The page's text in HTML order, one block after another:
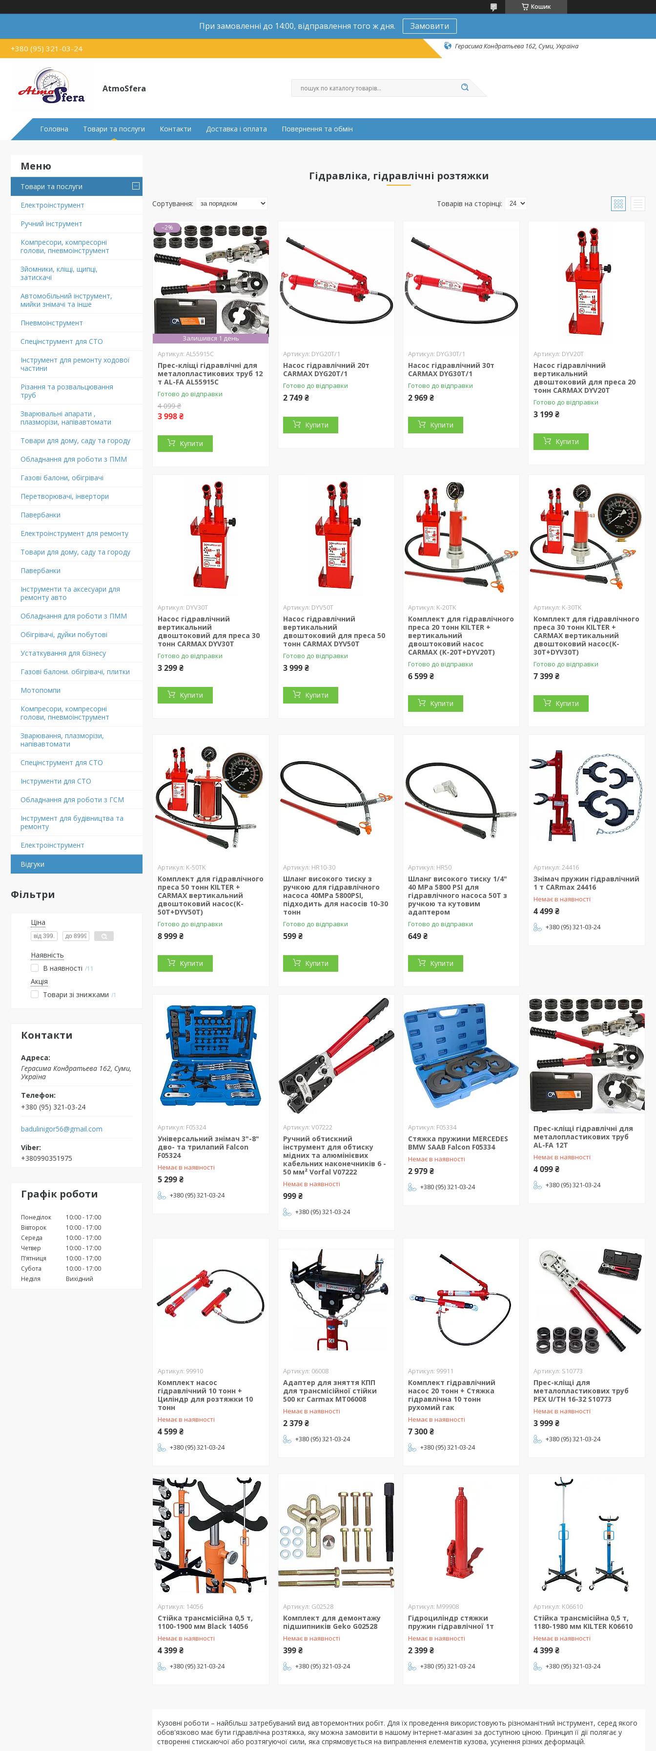
Кошик
При замовленні до 14:00, відправлення того ж дня. Замовити
+380 (95) 321-03-24 Герасима Кондратьева 162, Суми, Україна
AtmoSfera
Головна Товари та послуги Контакти Доставка і оплата Повернення та обмін
Товари та послуги
Електроінструмент
Ручний інструмент
Компресори, компресорні
голови, пневмоінструмент
Зйомники, кліщі, щипці,
затискачі
Автомобільний інструмент,
мийки знімачі та інше
Пневмоінструмент
Спецінструмент для СТО
Інструмент для ремонту ходової
частини
Різання та розвальцювання
труб
Зварювальні апарати ,
плазморізи, напівавтомати
Товари для дому, саду та городу
Обладнання для роботи з ПММ
Газові балони, обігрівачі
Перетворювачі, інвертори
Павербанки
Електроінструмент для ремонту
Товари для дому, саду та городу
Павербанки
Інструменти та аксесуари для
ремонту авто
Обладнання для роботи з ПММ
Обігрівачі, дуйки побутові
Устаткування для бізнесу
Газові балони. обігрівачі, плитки
Мотопомпи
Компресори, компресорні
голови, пневмоінструмент
Зварювання, плазморізи,
напівавтомати
Спецінструмент для СТО
Інструменти для СТО
Обладнання для роботи з ГСМ
Інструмент для будівництва та
ремонту
Електроінструмент
Відгуки
Фільтри
Ціна
Наявність
В наявності
11
Акція
Товари зі знижками
1
Контакти
Герасима Кондратьева 162, Суми,
Україна
+380 (95) 321-03-24
badulinigor56@gmail.com
+380990351975
Графік роботи
Понеділок 10:00
17:00
Вівторок
10:00
17:00
Середа
10:00
17:00
Четвер
10:00
17:00
Пʼятниця
10:00
17:00
Субота
10:00
17:00
Неділя
Вихідний
Гідравліка, гідравлічні розтяжки
–2%
Залишився 1 день
AL55915C
Прес-кліщі гідравлічні для
металопластикових труб 12
т AL-FA AL55915C
Готово до відправки
4 099 ₴
3 998 ₴
Купити
DYG20T/1
Насос гідравлічний 20т
CARMAX DYG20T/1
Готово до відправки
2 749 ₴
Купити
DYG30T/1
Насос гідравлічний 30т
CARMAX DYG30T/1
Готово до відправки
2 969 ₴
Купити
DYV20T
Насос гідравлічний
вертикальний
двоштоковий для преса 20
тонн CARMAX DYV20T
Готово до відправки
3 199 ₴
Купити
DYV30T
Насос гідравлічний
вертикальний
двоштоковий для преса 30
тонн CARMAX DYV30T
Готово до відправки
3 299 ₴
Купити
DYV50T
Насос гідравлічний
вертикальний
двоштоковий для преса 50
тонн CARMAX DYV50T
Готово до відправки
3 999 ₴
Купити
K-20TK
Комплект для гідравлічного
преса 20 тонн KILTER +
вертикальний
двоштоковий насос
CARMAX (K-20T+DYV20T)
Готово до відправки
6 599 ₴
Купити
K-30TK
Комплект для гідравлічного
преса 30 тонн KILTER +
CARMAX вертикальний
двоштоковий насос(K-
30T+DYV30T)
Готово до відправки
7 399 ₴
Купити
K-50TK
Комплект для гідравлічного
преса 50 тонн KILTER +
CARMAX вертикальний
двоштоковий насос(K-
50T+DYV50T)
Готово до відправки
8 999 ₴
Купити
HR10-30
Шланг високого тиску з
ручкою для гідравлічного
насоса 40MPa 5800PSI,
підходить для насосів 10-30
тонн
Готово до відправки
599 ₴
Купити
HR50
Шланг високого тиску 1/4"
40 MPa 5800 PSI для
гідравлічного насоса 50Т з
ручкою та кутовим
адаптером
Готово до відправки
649 ₴
Купити
24416
Знімач пружин гідравлічний
1 т CARmax 24416
Немає в наявності
4 499 ₴
+380 (95) 321-03-24
F05324
Універсальний знімач 3"-8"
дво- та трилапий Falcon
F05324
Немає в наявності
5 299 ₴
+380 (95) 321-03-24
V07222
Ручний обтискний
інструмент для обтиску
мідних та алюмінієвих
кабельних наконечників 6 -
50 мм² Vorfal V07222
Немає в наявності
999 ₴
+380 (95) 321-03-24
F05334
Стяжка пружини MERCEDES
BMW SAAB Falcon F05334
Немає в наявності
2 979 ₴
+380 (95) 321-03-24
Прес-кліщі гідравлічні для
металопластикових труб
AL-FA 12Т
Немає в наявності
4 099 ₴
+380 (95) 321-03-24
99910
Комплект насос
гідравлічний 10 тонн +
Циліндр для розтяжки 10
тонн
Немає в наявності
4 599 ₴
+380 (95) 321-03-24
06008
Адаптер для зняття КПП
для трансмісійної стійки
500 кг Carmax MT06008
Немає в наявності
2 379 ₴
+380 (95) 321-03-24
99911
Комплект гідравлічний
насос 20 тонн + Стяжка
гідравлічна 10 тонн
рухомий гак
Немає в наявності
7 300 ₴
+380 (95) 321-03-24
S10773
Прес-кліщі для
металопластикових труб
PEX U/TH 16-32 S10773
Немає в наявності
3 999 ₴
+380 (95) 321-03-24
14056
Стійка трансмісійна 0,5 т,
1100-1900 мм Black 14056
Немає в наявності
4 399 ₴
+380 (95) 321-03-24
G02528
Комплект для демонтажу
підшипників Geko G02528
Немає в наявності
399 ₴
+380 (95) 321-03-24
M99908
Гідроциліндр стяжки
пружин гідравлічної 1т
Немає в наявності
2 399 ₴
+380 (95) 321-03-24
K06610
Стійка трансмісійна 0,5 т,
1180-1980 мм KILTER K06610
Немає в наявності
4 399 ₴
+380 (95) 321-03-24
Кузовні роботи – найбільш затребуваний вид авторемонтних робіт. Для їх проведення використовують різноманітний інструмент, серед якого
обов'язково має бути гідравлічна розтяжка, яку можна замовити в нашому інтернет-магазині за доступною ціною. Принцип її дії полягає у
створенні стискаючої або розтягуючої сили, яка спрямовується на виправлення елементів кузова, усунення різних деформацій.